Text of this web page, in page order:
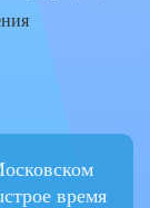
время